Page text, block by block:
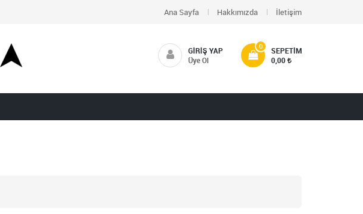
Ana Sayfa Hakkımızda İletişim
SEPETIM
0
0,00
GIRIŞ YAP
Üye Ol